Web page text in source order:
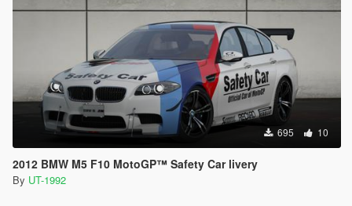
695 10
2012 BMW M5 F10 MotoGP™ Safety Car livery
By UT-1992